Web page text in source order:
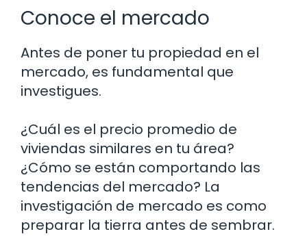
Conoce el mercado
Antes de poner tu propiedad en el
mercado, es fundamental que
investigues.
¿Cuál es el precio promedio de
viviendas similares en tu área?
¿Cómo se están comportando las
tendencias del mercado? La
investigación de mercado es como
preparar la tierra antes de sembrar.